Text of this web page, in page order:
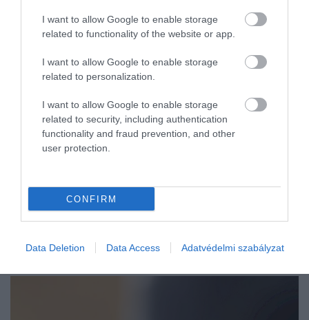
I want to allow Google to enable storage
related to functionality of the website or app.
I want to allow Google to enable storage
related to personalization.
I want to allow Google to enable storage
related to security, including authentication
functionality and fraud prevention, and other
user protection.
CONFIRM
Data Deletion Data Access Adatvédelmi szabályzat
jelennek meg körülöttünk. A darázscsípés
többnyire ártalmatlan, de nem…